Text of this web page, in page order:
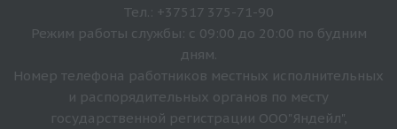
Тел.: +37517 375-71-90
Режим работы службы: с 09:00 до 20:00 по будним
дням.
Номер телефона работников местных исполнительных
и распорядительных органов по месту
государственной регистрации ООО"Яндейл",